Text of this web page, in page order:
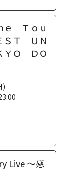
ｅ Ｔｏｕ
ＳＴ ＵＮ
ＹＯ ＤＯ
)
Live ～感